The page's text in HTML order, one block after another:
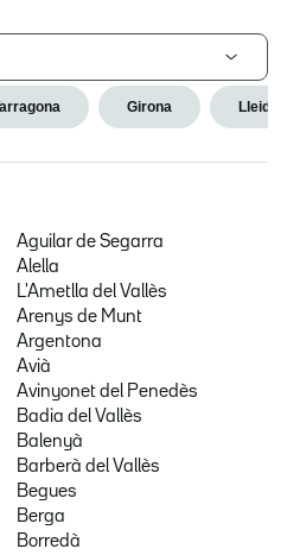
Girona Lleida
Aguilar de Segarra
Alella
L'Ametlla del Vallès
Arenys de Munt
Argentona
Avià
Avinyonet del Penedès
Badia del Vallès
Balenyà
Barberà del Vallès
Begues
Berga
Borredà